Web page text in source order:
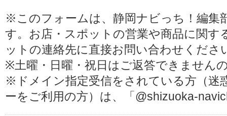
※このフォームは、静岡ナビっち！編集
す。お店・スポットの営業や商品に関す
ットの連絡先に直接お問い合わせくださ
※土曜・日曜・祝日はご返答できません
※ドメイン指定受信をされている方（迷
ーをご利用の方）は、「@shizuoka-